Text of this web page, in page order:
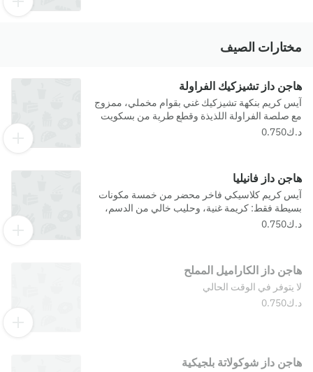
مختارات الصيف
هاجن داز تشيزكيك الفراولة
آيس كريم بنكهة تشيزكيك غني بقوام مخملي، ممزوج
مع صلصة الفراولة اللذيذة وقطع طرية من بسكويت
"جراهام" المتبلة، ليمنحك توازناً مثالياً بين الحلاوة
هاجن داز فانيليا
آيس كريم كلاسيكي فاخر محضر من خمسة مكونات
بسيطة فقط: كريمة غنية، وحليب خالي من الدسم،
وصفار البيض، وسكر، وفانيليا مدغشقر الفاخرة. يتميز
هاجن داز الكاراميل المملح
لا يتوفر في الوقت الحالي
هاجن داز شوكولاتة بلجيكية